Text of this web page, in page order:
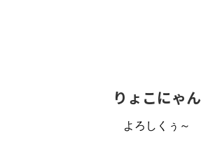
りょこにゃん
よろしくぅ～